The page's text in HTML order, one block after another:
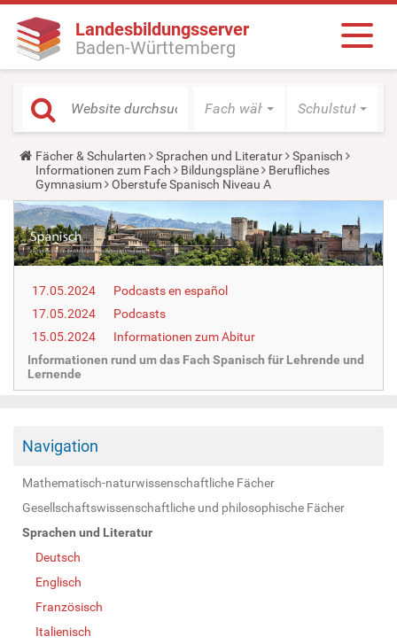
Landesbildungsserver
Baden-Württemberg
Fach wählen Schulstufe
Y
o
u
a
r
e
h
e
r
:
Fächer & Schularten Sprachen und Literatur
Spanisch
Informationen zum Fach
Bildungspläne
Berufliches
Gymnasium
Oberstufe Spanisch Niveau A
17.05.2024
Podcasts en español
17.05.2024
Podcasts
15.05.2024
Informationen zum Abitur
Informationen rund um das Fach Spanisch für Lehrende und
Lernende
Navigation
Mathematisch-naturwissenschaftliche Fächer
Gesellschaftswissenschaftliche und philosophische Fächer
Sprachen und Literatur
Deutsch
Englisch
Französisch
Italienisch